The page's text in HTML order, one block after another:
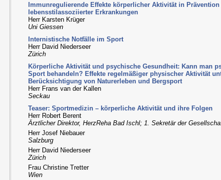
Immunregulierende Effekte körperlicher Aktivität in
lebensstilassoziierter Erkrankungen
Herr Karsten Krüger
Uni Giessen
Internistische Notfälle im Sport
Herr David Niederseer
Zürich
Körperliche Aktivität und psychische Gesundheit: Kann man
Sport behandeln? Effekte regelmäßiger physischer Aktivität
Berücksichtigung von Naturerleben und Bergsport
Herr Frans van der Kallen
Seckau
Teaser: Sportmedizin – körperliche Aktivität und ihre Folgen
Herr Robert Berent
Ärztlicher Direktor, HerzReha Bad Ischl; 1. Sekretär der
Herr Josef Niebauer
Salzburg
Herr David Niederseer
Zürich
Frau Christine Tretter
Wien